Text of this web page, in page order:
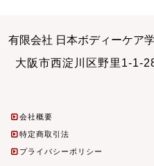
有限会社 日本ボディーケア
大阪市西淀川区野里1-1-
会社概要
特定商取引法
プライバシーポリシー